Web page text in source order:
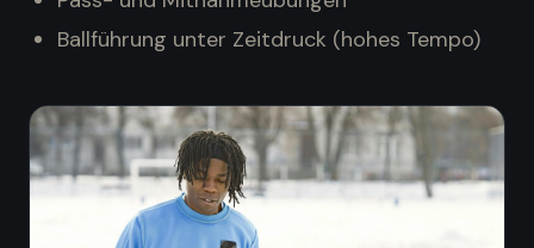
Vereinsführung
Verein besser organisieren
Ballführung unter Zeitdruck (hohes Tempo)